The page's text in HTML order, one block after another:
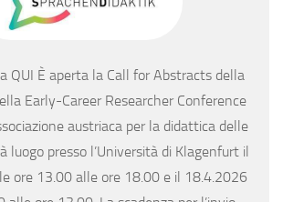
QUI È aperta la Call for Abstracts della
Early-Career Researcher Conference
austriaca per la didattica delle
luogo presso l’Università di Klagenfurt il
ore 13.00 alle ore 18.00 e il 18.4.2026